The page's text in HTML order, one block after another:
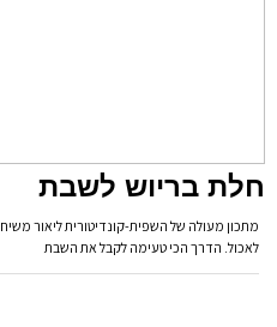
חלת בריוש לשבת
מתכון מעולה של השפית-קונדיטורית ליאור
לאכול. הדרך הכי טעימה לקבל את השבת